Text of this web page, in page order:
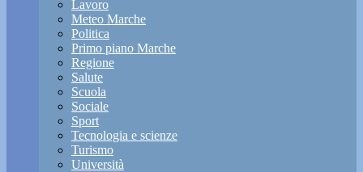
Lavoro
Meteo Marche
Politica
Primo piano Marche
Regione
Salute
Scuola
Sociale
Sport
Tecnologia e scienze
Turismo
Università